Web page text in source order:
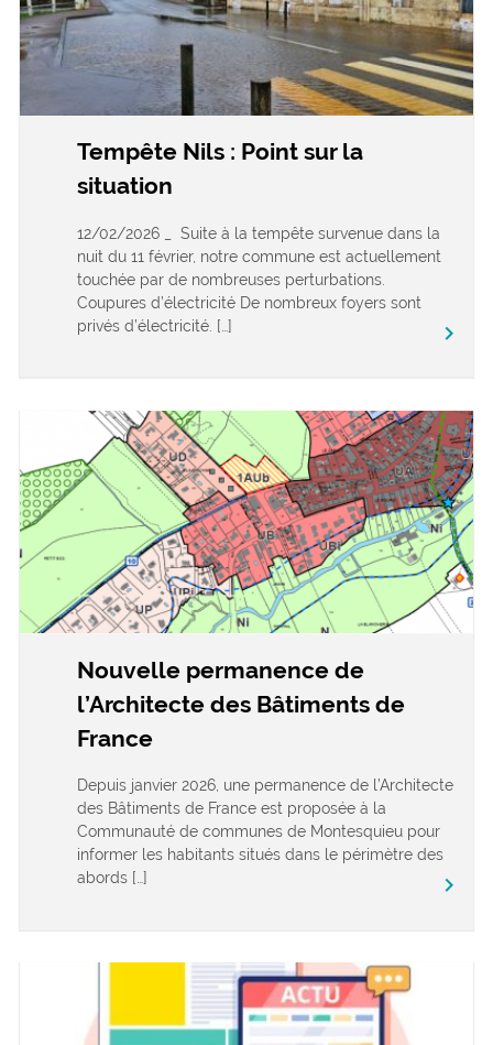
Tempête Nils : Point sur la
situation
12/02/2026 _ Suite à la tempête survenue dans la
nuit du 11 février, notre commune est actuellement
touchée par de nombreuses perturbations.
Coupures d’électricité De nombreux foyers sont
privés d’électricité. […]
keyboard_arrow_right
Nouvelle permanence de
l’Architecte des Bâtiments de
France
Depuis janvier 2026, une permanence de l’Architecte
des Bâtiments de France est proposée à la
Communauté de communes de Montesquieu pour
informer les habitants situés dans le périmètre des
abords […]
keyboard_arrow_right